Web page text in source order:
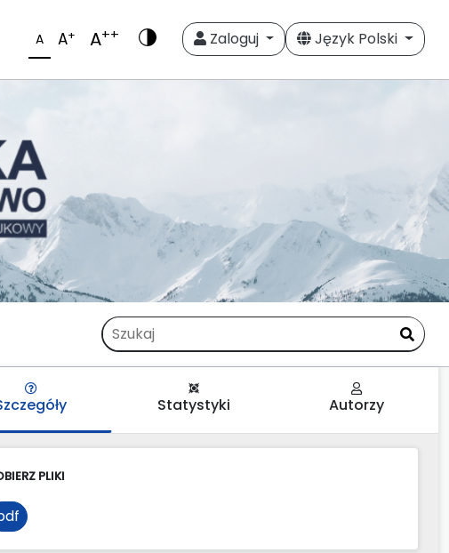
A A+ A++ Zaloguj Język Polski
Statystyki Autorzy
PLIKI